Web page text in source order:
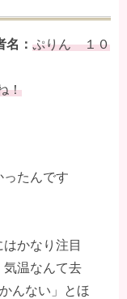
： ぷりん １０
！
たんです
かなり注目
温なんて去
んない」とほ